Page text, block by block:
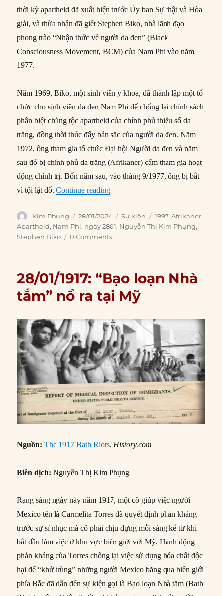
thời kỳ apartheid đã xuất hiện trước Ủy ban Sự thật và Hòa
giải, và thừa nhận đã giết Stephen Biko, nhà lãnh đạo
phong trào “Nhận thức về người da đen” (Black
Consciousness Movement, BCM) của Nam Phi vào năm
1977.
Năm 1969, Biko, một sinh viên y khoa, đã thành lập một tổ
chức cho sinh viên da đen Nam Phi để chống lại chính sách
phân biệt chủng tộc apartheid của chính phủ thiểu số da
trắng, đồng thời thúc đẩy bản sắc của người da đen. Năm
1972, ông tham gia tổ chức Đại hội Người da đen và năm
sau đó bị chính phủ da trắng (Afrikaner) cấm tham gia hoạt
động chính trị. Bốn năm sau, vào tháng 9/1977, ông bị bắt
vì tội lật đổ.Continue reading“28/01/1997: Cảnh sát Nam Phi
Author
Kim Phụng
Posted
on
28/01/2024 Categories
Sự kiện Tags
1997,Afrikaner,
Apartheid, Nam Phi, ngày 2801, Nguyễn Thị Kim Phụng,
Stephen Biko
0 Comments
28/01/1917: “Bạo loạn Nhà
tắm” nổ ra tại Mỹ
Nguồn:The 1917 Bath Riots, History.com
Biên dịch:Nguyễn Thị Kim Phụng
Rạng sáng ngày này năm 1917, một cô giúp việc người
Mexico tên là Carmelita Torres đã quyết định phản kháng
trước sự sỉ nhục mà cô phải chịu đựng mỗi sáng kể từ khi
bắt đầu làm việc ở khu vực biên giới với Mỹ. Hành động
phản kháng của Torres chống lại việc sử dụng hóa chất độc
hại để “khử trùng” những người Mexico băng qua biên giới
phía Bắc đã dẫn đến sự kiện gọi là Bạo loạn Nhà tắm (Bath